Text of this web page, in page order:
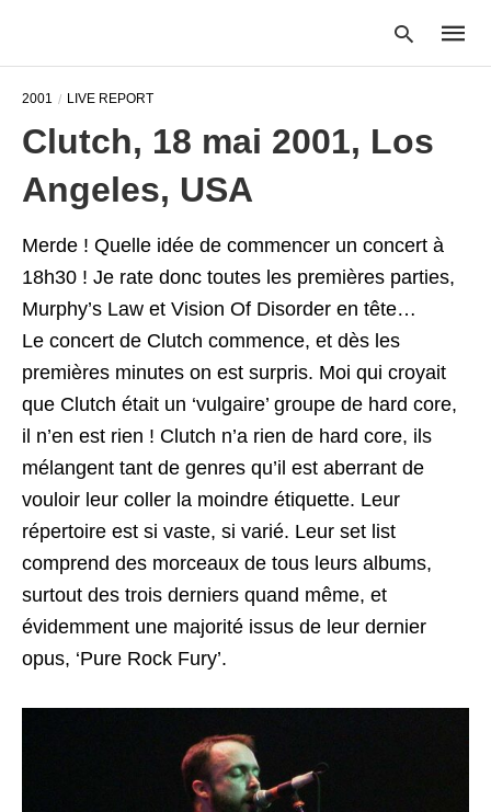
and
enter:
2001 LIVE REPORT
Clutch, 18 mai 2001, Los
Angeles, USA
Merde ! Quelle idée de commencer un concert à
18h30 ! Je rate donc toutes les premières parties,
Murphy’s Law et Vision Of Disorder en tête…
Le concert de Clutch commence, et dès les
premières minutes on est surpris. Moi qui croyait
que Clutch était un ‘vulgaire’ groupe de hard core,
il n’en est rien ! Clutch n’a rien de hard core, ils
mélangent tant de genres qu’il est aberrant de
vouloir leur coller la moindre étiquette. Leur
répertoire est si vaste, si varié. Leur set list
comprend des morceaux de tous leurs albums,
surtout des trois derniers quand même, et
évidemment une majorité issus de leur dernier
opus, ‘Pure Rock Fury’.